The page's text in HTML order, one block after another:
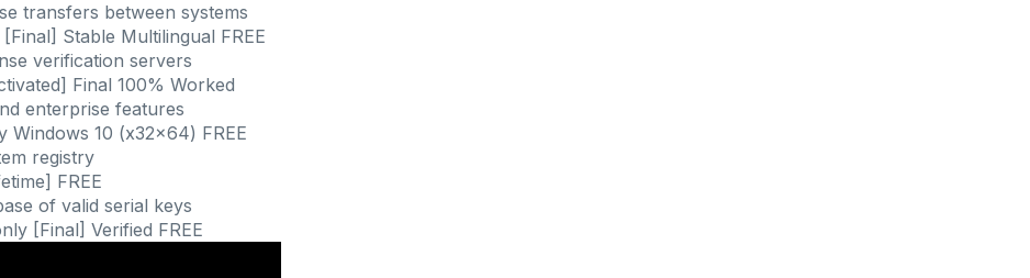
transfers between systems
Stable Multilingual FREE
verification servers
Final 100% Worked
enterprise features
10 (x32x64) FREE
registry
FREE
of valid serial keys
[Final] Verified FREE